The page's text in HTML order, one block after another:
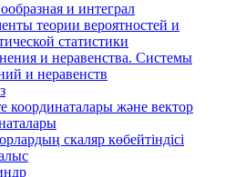
и интеграл
теории вероятностей и
статистики
и неравенства. Системы
и неравенств
координаталары және вектор
скаляр көбейтіндісі